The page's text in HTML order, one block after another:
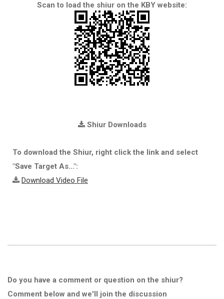
Scan to load the shiur on the KBY website:
Shiur Downloads
To download the Shiur, right click the link and select
"Save Target As...":
Download Video File
Do you have a comment or question on the shiur?
Comment below and we'll join the discussion